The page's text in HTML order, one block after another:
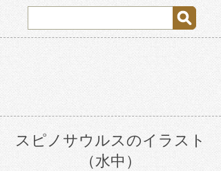
スピノサウルスのイラスト
（水中）